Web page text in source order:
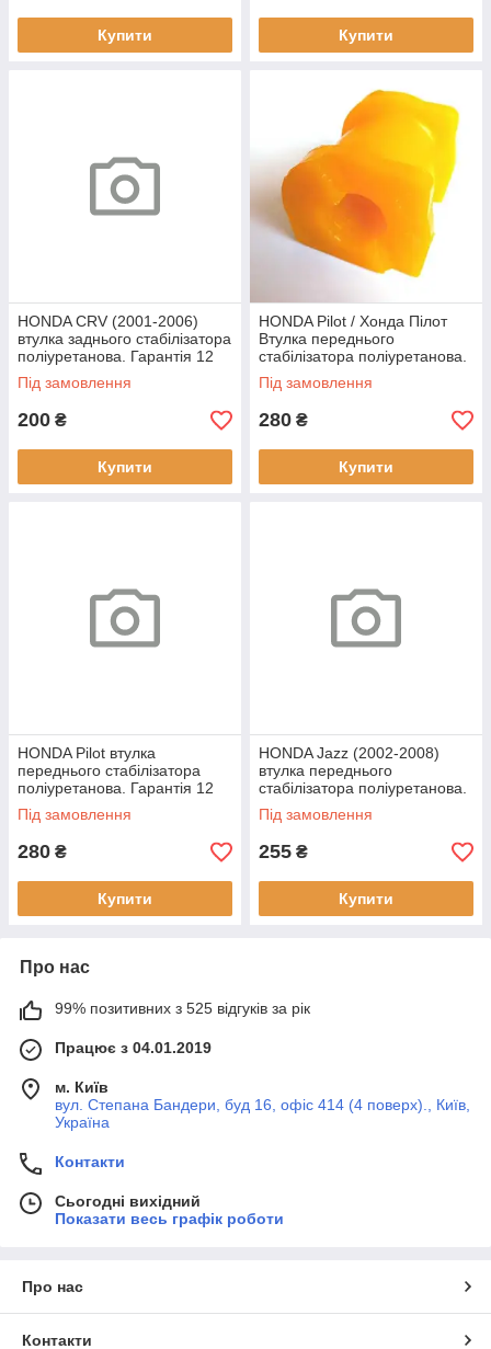
Купити Купити
HONDA CRV (2001-2006)
втулка заднього стабілізатора
поліуретанова. Гарантія 12
місяців!
Під замовлення
200 ₴
Купити
HONDA Pilot / Хонда Пілот
Втулка переднього
стабілізатора поліуретанова.
Гарантія 12 міс! 51306-SZA-
A02
Під замовлення
280 ₴
Купити
HONDA Pilot втулка
переднього стабілізатора
поліуретанова. Гарантія 12
місяців!
Під замовлення
280 ₴
Купити
HONDA Jazz (2002-2008)
втулка переднього
стабілізатора поліуретанова.
Гарантія 12 місяців!
Під замовлення
255 ₴
Купити
Про нас
99% позитивних з 525 відгуків за рік
Працює з 04.01.2019
м. Київ
вул. Степана Бандери, буд 16, офіс 414 (4 поверх)., Київ,
Україна
Контакти
Сьогодні вихідний
Показати весь графік роботи
Про нас
Контакти